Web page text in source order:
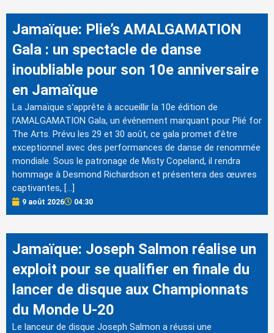
Jamaïque: Plie’s AMALGAMATION
Gala : un spectacle de danse
inoubliable pour son 10e anniversaire
en Jamaïque
La Jamaïque s'apprête à accueillir la 10e édition de
l'AMALGAMATION Gala, un événement marquant pour Plié for
The Arts. Prévu les 29 et 30 août, ce gala promet d'être
exceptionnel avec des performances de danse de renommée
mondiale. Sous le patronage de Misty Copeland, il rendra
hommage à Desmond Richardson et présentera des œuvres
captivantes, […]
9 août 2026 04:30
Jamaïque: Joseph Salmon réalise un
exploit pour se qualifier en finale du
lancer de disque aux Championnats
du Monde U-20
Le lanceur de disque Joseph Salmon a réussi une